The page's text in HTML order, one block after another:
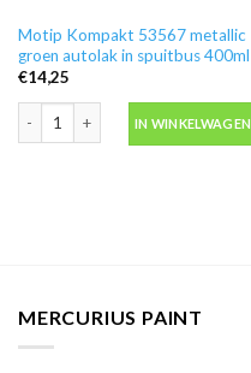
Motip Kompakt 53567 metallic
groen autolak in spuitbus 400ml
€14,25
IN WINKELWAGEN
MERCURIUS PAINT